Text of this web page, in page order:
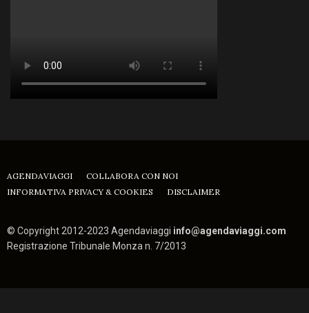
AGENDAVIAGGI
COLLABORA CON NOI
INFORMATIVA PRIVACY & COOKIES
DISCLAIMER
© Copyright 2012-2023 Agendaviaggi info@agendaviaggi.com
Registrazione Tribunale Monza n. 7/2013